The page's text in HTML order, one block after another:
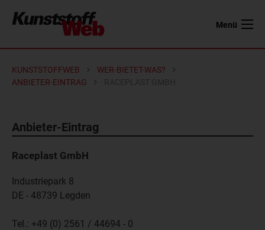
Menü
KUNSTSTOFFWEB
WER-BIETET-WAS?
ANBIETER-EINTRAG
Anbieter-Eintrag
Raceplast GmbH
Industriepark 8
DE - 48739 Legden
Tel.: +49 (0) 2561 / 44694 - 0